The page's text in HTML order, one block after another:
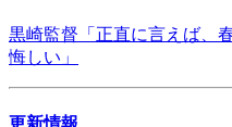
黒崎監督「正直に言えば、
悔しい」
更新情報